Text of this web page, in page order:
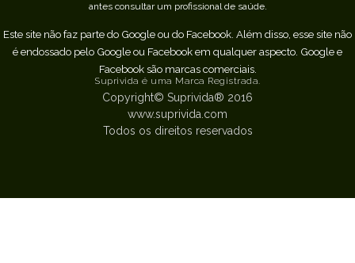
antes consultar um profissional de saúde.
Este site não faz parte do Google ou do Facebook. Além disso, esse site não
é endossado pelo Google ou Facebook em qualquer aspecto. Google e
Facebook são marcas comerciais.
Suprivida é uma Marca Registrada.
Copyright© Suprivida® 2016
www.suprivida.com
Todos os direitos reservados